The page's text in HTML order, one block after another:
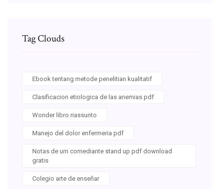
Tag Clouds
Ebook tentang metode penelitian kualitatif
Clasificacion etiologica de las anemias pdf
Wonder libro riassunto
Manejo del dolor enfermeria pdf
Notas de um comediante stand up pdf download
gratis
Colegio arte de enseñar